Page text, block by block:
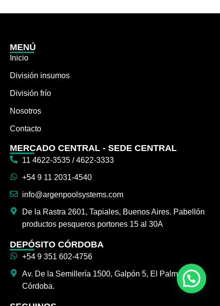
MENÚ
Inicio
División insumos
División frío
Nosotros
Contacto
MERCADO CENTRAL - SEDE CENTRAL
11 4622-3535 / 4622-3333
+54 9 11 2031-4540
info@argenpoolsystems.com
De la Rastra 2601, Tapiales, Buenos Aires. Pabellón
productos pesqueros portones 15 al 30A
DEPÓSITO CÓRDOBA
+54 9 351 602-4756
Av. De la Semillería 1500, Galpón 5, El Palmar,
Córdoba.